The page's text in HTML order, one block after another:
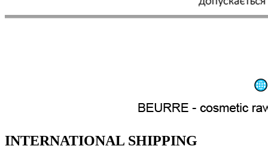
INTERNATIONAL SHIPPING